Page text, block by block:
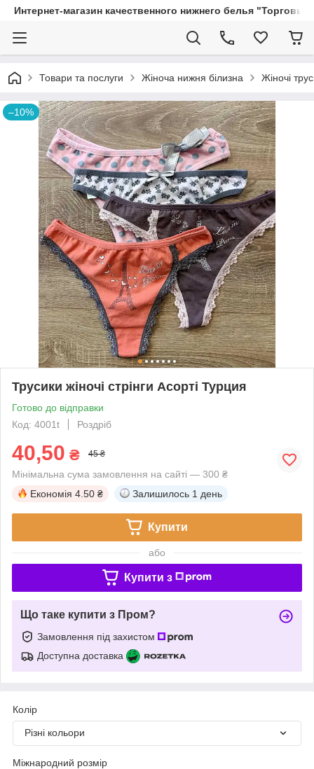
Интернет-магазин качественного нижнего белья
Товари та послуги Жіноча нижня білизна Жіночі
–10%
Трусики жіночі стрінги Асорті Турция
Готово до відправки
Код: 4001t
Роздріб
40,50 ₴ 45 ₴
Мінімальна сума замовлення на сайті — 300 ₴
Економія 4.50 ₴ Залишилось 1 день
Купити
або
Купити з
Що таке купити з Пром?
Замовлення під захистом
Доступна доставка
Колір
Різні кольори
Міжнародний розмір